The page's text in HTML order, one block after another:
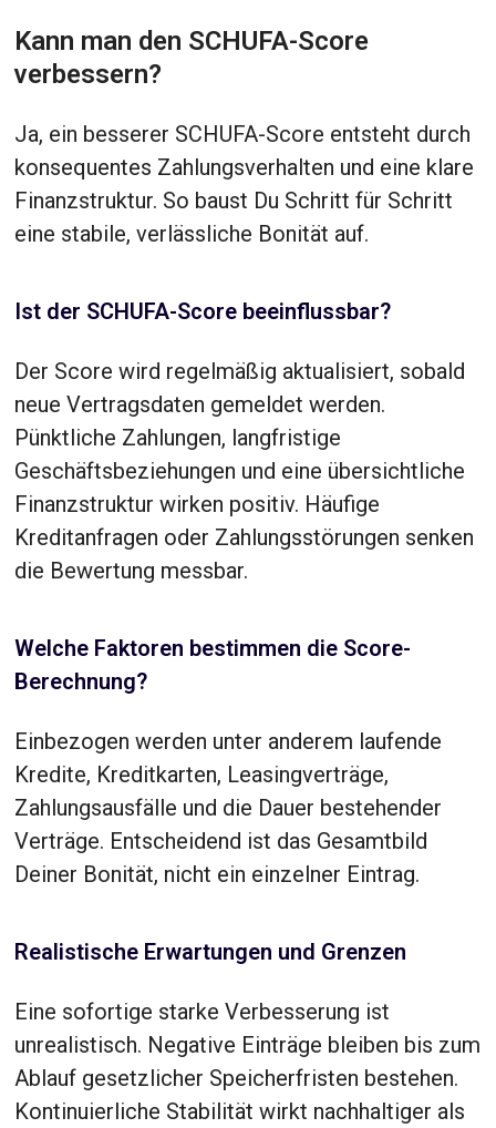
Kann man den SCHUFA-Score
verbessern?
Ja, ein besserer SCHUFA-Score entsteht durch
konsequentes Zahlungsverhalten und eine klare
Finanzstruktur. So baust Du Schritt für Schritt
eine stabile, verlässliche Bonität auf.
Ist der SCHUFA-Score beeinflussbar?
Der Score wird regelmäßig aktualisiert, sobald
neue Vertragsdaten gemeldet werden.
Pünktliche Zahlungen, langfristige
Geschäftsbeziehungen und eine übersichtliche
Finanzstruktur wirken positiv. Häufige
Kreditanfragen oder Zahlungsstörungen senken
die Bewertung messbar.
Welche Faktoren bestimmen die Score-
Berechnung?
Einbezogen werden unter anderem laufende
Kredite, Kreditkarten, Leasingverträge,
Zahlungsausfälle und die Dauer bestehender
Verträge. Entscheidend ist das Gesamtbild
Deiner Bonität, nicht ein einzelner Eintrag.
Realistische Erwartungen und Grenzen
Eine sofortige starke Verbesserung ist
unrealistisch. Negative Einträge bleiben bis zum
Ablauf gesetzlicher Speicherfristen bestehen.
Kontinuierliche Stabilität wirkt nachhaltiger als